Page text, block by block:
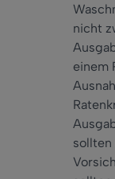
nicht
einem